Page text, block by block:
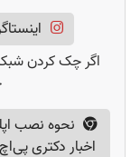
اگر چک کردن
نحوه نصب
اخبار دکتری